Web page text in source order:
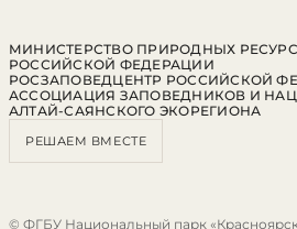
МИНИСТЕРСТВО ПРИРОДНЫХ
РОССИЙСКОЙ ФЕДЕРАЦИИ
РОСЗАПОВЕДЦЕНТР РОССИЙСКОЙ
АССОЦИАЦИЯ ЗАПОВЕДНИКОВ И
АЛТАЙ-САЯНСКОГО ЭКОРЕГИОНА
РЕШАЕМ ВМЕСТЕ
© ФГБУ Национальный парк